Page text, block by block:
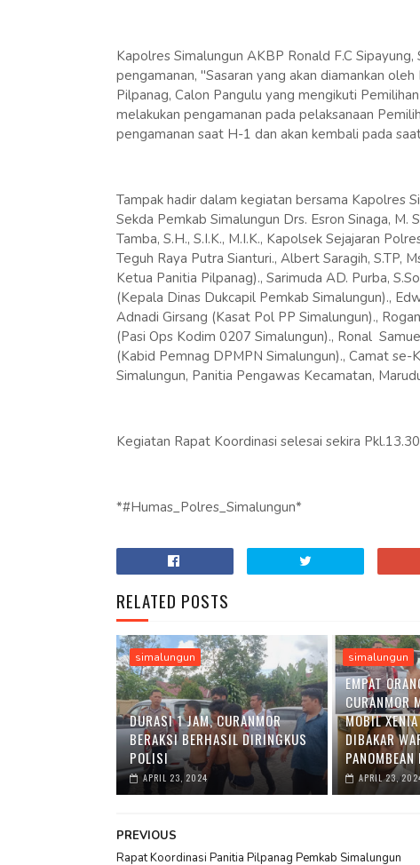
Kapolres Simalungun AKBP Ronald F.C
pengamanan, "Sasaran yang akan diamankan
Pilpanag, Calon Pangulu yang mengikuti
melakukan pengamanan pada pelaksanaan
pengamanan saat H-1 dan akan kembali pada
Tampak hadir dalam kegiatan bersama Kapolres
Sekda Pemkab Simalungun Drs. Esron Sinaga, M.
Tamba, S.H., S.I.K., M.I.K., Kapolsek Sejajaran
Teguh Raya Putra Sianturi., Albert Saragih, S.TP,
Ketua Panitia Pilpanag)., Sarimuda AD. Purba,
(Kepala Dinas Dukcapil Pemkab Simalungun).,
Adnadi Girsang (Kasat Pol PP Simalungun).,
(Pasi Ops Kodim 0207 Simalungun)., Ronal
(Kabid Pemnag DPMPN Simalungun)., Camat se-
Simalungun, Panitia Pengawas Kecamatan,
Kegiatan Rapat Koordinasi selesai sekira
*#Humas_Polres_Simalungun*
RELATED POSTS
simalungun
DURASI 1 JAM, CURANMOR
BERAKSI BERHASIL DIRINGKUS
POLISI
APRIL 23, 2024
simalungun
EMPAT
CURANMOR
MOBIL
DIBAKAR
PANOMBEAN
APRIL 23,
PREVIOUS
Rapat Koordinasi Panitia Pilpanag Pemkab Simalungun